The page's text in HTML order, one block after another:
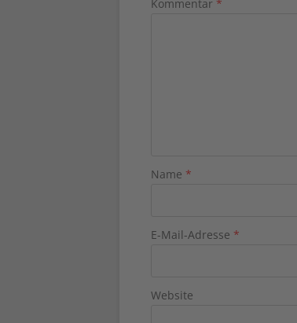
Kommentar *
Name *
E-Mail-Adresse *
Website